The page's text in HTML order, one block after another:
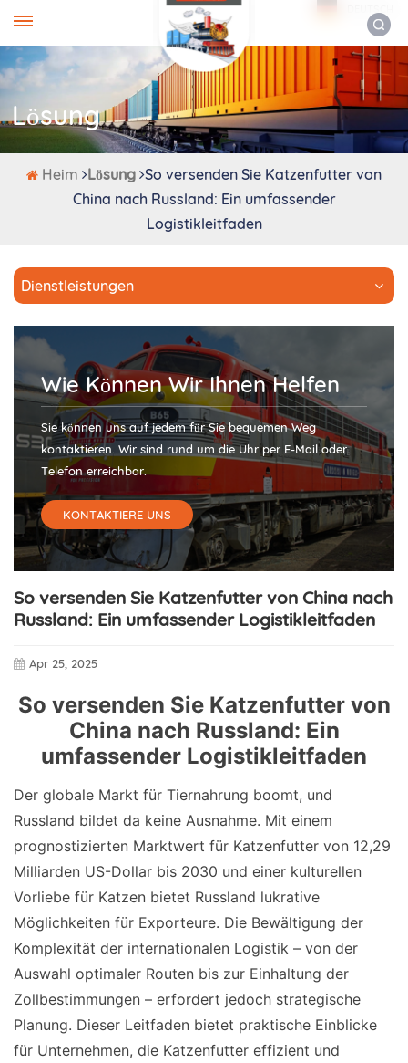
Lösung
Heim Lösung So versenden Sie Katzenfutter von
China nach Russland: Ein umfassender
Logistikleitfaden
Dienstleistungen
Wie Können Wir Ihnen Helfen
Sie können uns auf jedem für Sie bequemen Weg
kontaktieren. Wir sind rund um die Uhr per E-Mail oder
Telefon erreichbar.
KONTAKTIERE UNS
So versenden Sie Katzenfutter von China nach
Russland: Ein umfassender Logistikleitfaden
Apr 25, 2025
So versenden Sie Katzenfutter von
China nach Russland: Ein
umfassender Logistikleitfaden
Der globale Markt für Tiernahrung boomt, und
Russland bildet da keine Ausnahme. Mit einem
prognostizierten Marktwert für Katzenfutter von 12,29
Milliarden US-Dollar bis 2030 und einer kulturellen
Vorliebe für Katzen bietet Russland lukrative
Möglichkeiten für Exporteure. Die Bewältigung der
Komplexität der internationalen Logistik – von der
Auswahl optimaler Routen bis zur Einhaltung der
Zollbestimmungen – erfordert jedoch strategische
Planung. Dieser Leitfaden bietet praktische Einblicke
für Unternehmen, die Katzenfutter effizient und